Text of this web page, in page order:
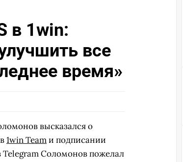
в 1win:
все
время»
высказался о
1win Teamи подписании
Telegram Соломонов пожелал